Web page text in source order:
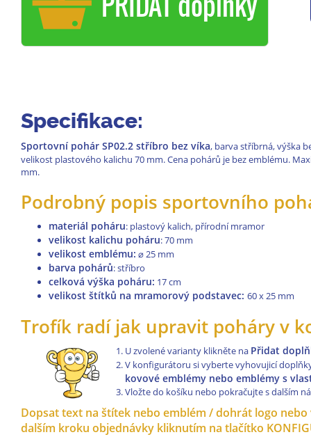
Specifikace:
Sportovní pohár SP02.2 stříbro bez víka, barva stříbrná, výška
velikost plastového kalichu 70 mm. Cena pohárů je bez emblému.
mm.
Podrobný popis sportovního
materiál poháru: plastový kalich, přírodní mramor
velikost kalichu poháru: 70 mm
velikost emblému: ⌀25 mm
barva pohárů: stříbro
celková výška poháru: 17 cm
velikost štítků na mramorový podstavec: 60 x 25 mm
Trofík radí jak upravit poháry v
U zvolené varianty klikněte na Přidat
V konfigurátoru si vyberte vyhovujicí
kovové emblémy nebo emblémy s
Vložte do košíku nebo pokračujte s dalším
Dopsat text na štítek nebo emblém / dohrát logo
dalším kroku objednávky kliknutím na tlačítko